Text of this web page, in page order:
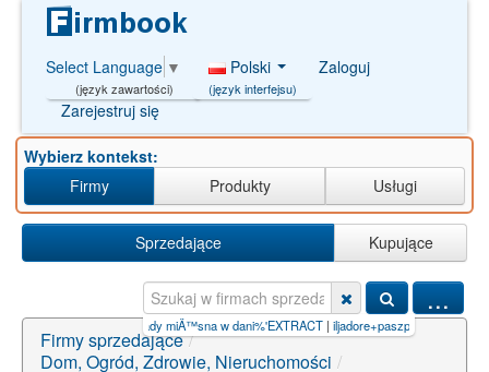
Select Language ▼
(język zawartości)
Polski
(język interfejsu)
Zaloguj
Zarejestruj się
Wybierz kontekst:
Firmy
Produkty Usługi
Sprzedające Kupujące
...
miÄ™sna w dani%'EXTRACT|iljadore+paszport+do+piękna
Firmy sprzedające /
Dom, Ogród, Zdrowie, Nieruchomości /